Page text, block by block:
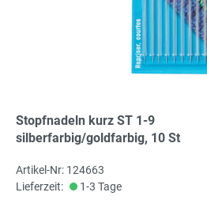
Stopfnadeln kurz ST 1-9
silberfarbig/goldfarbig, 10 St
Artikel-Nr: 124663
Lieferzeit:
1-3 Tage